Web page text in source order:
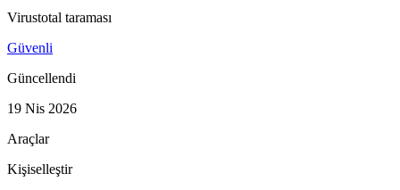
Virustotal taraması
Güvenli
Güncellendi
19 Nis 2026
Araçlar
Kişiselleştir